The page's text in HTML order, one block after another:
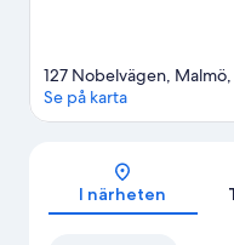
127 Nobelvägen, Malmö,
Se på karta
I närheten